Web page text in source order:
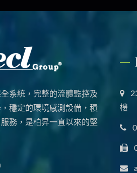
系統，完整的流體監控及
穩定的環境感測設備，積
務，是柏昇一直以來的堅
樓